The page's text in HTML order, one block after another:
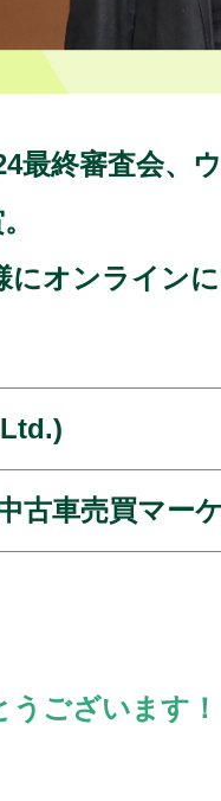
終審査会、
オンライン
古車売買マー
ございます！